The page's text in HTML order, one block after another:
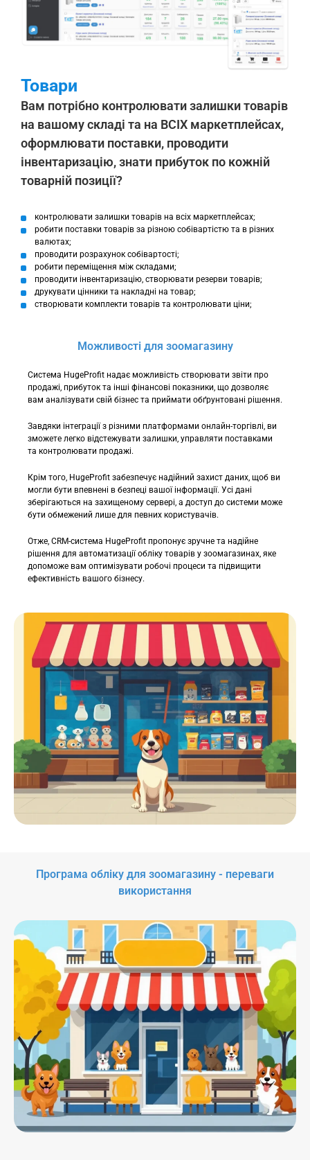
Товари
Вам потрібно контролювати залишки товарів
на вашому складі та на ВСІХ маркетплейсах,
оформлювати поставки, проводити
інвентаризацію, знати прибуток по кожній
товарній позиції?
контролювати залишки товарів на всіх маркетплейсах;
робити поставки товарів за різною собівартістю та в різних
валютах;
проводити розрахунок собівартості;
робити переміщення між складами;
проводити інвентаризацію, створювати резерви товарів;
друкувати цінники та накладні на товар;
створювати комплекти товарів та контролювати ціни;
Можливості для зоомагазину
Система HugeProfit надає можливість створювати звіти про
продажі, прибуток та інші фінансові показники, що дозволяє
вам аналізувати свій бізнес та приймати обґрунтовані рішення.
Завдяки інтеграції з різними платформами онлайн-торгівлі, ви
зможете легко відстежувати залишки, управляти поставками
та контролювати продажі.
Крім того, HugeProfit забезпечує надійний захист даних, щоб ви
могли бути впевнені в безпеці вашої інформації. Усі дані
зберігаються на захищеному сервері, а доступ до системи може
бути обмежений лише для певних користувачів.
Отже, CRM-система HugeProfit пропонує зручне та надійне
рішення для автоматизації обліку товарів у зоомагазинах, яке
допоможе вам оптимізувати робочі процеси та підвищити
ефективність вашого бізнесу.
Програма обліку для зоомагазину - переваги
використання